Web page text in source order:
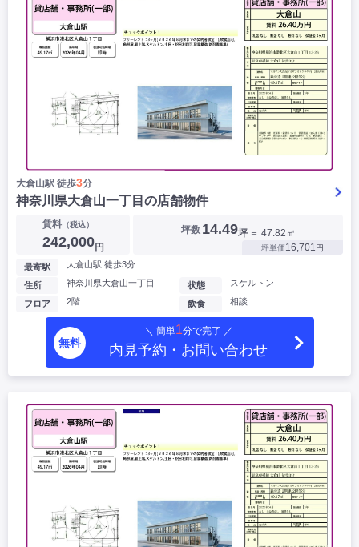
大倉山駅 徒歩3分
神奈川県大倉山一丁目の店舗物件
賃料（税込）
242,000円
坪数 14.49坪 ＝ 47.82㎡
坪単価16,701円
最寄駅 大倉山駅 徒歩3分
住所 神奈川県大倉山一丁目
フロア 2階
状態 スケルトン
飲食 相談
無料
＼ 簡単1分で完了 ／
内見予約・お問い合わせ